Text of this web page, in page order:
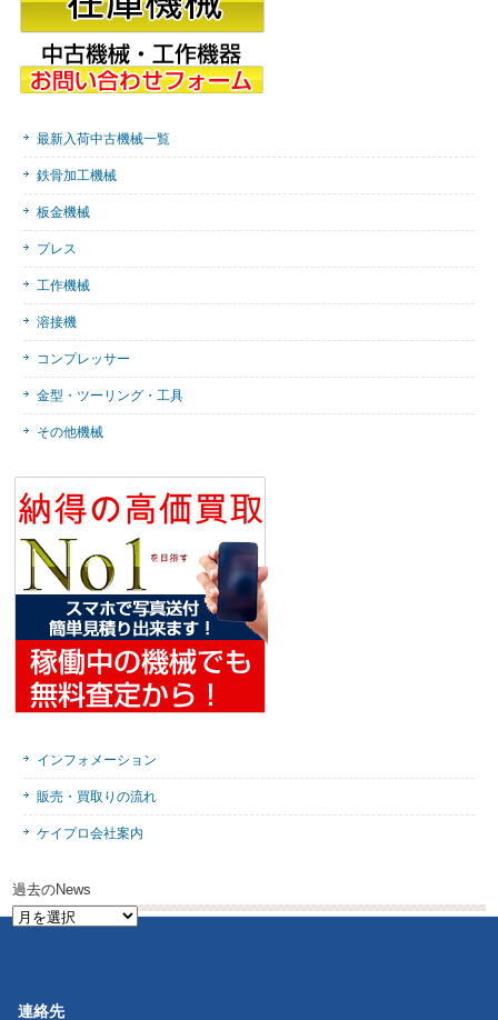
最新入荷中古機械一覧
鉄骨加工機械
板金機械
プレス
工作機械
溶接機
コンプレッサー
金型・ツーリング・工具
その他機械
インフォメーション
販売・買取りの流れ
ケイプロ会社案内
過去のNews
過
連絡先